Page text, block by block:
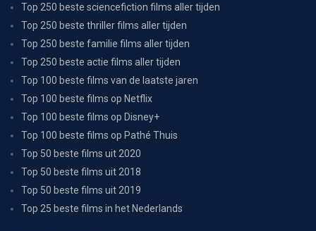
Top 250 beste sciencefiction films aller tijden
Top 250 beste thriller films aller tijden
Top 250 beste familie films aller tijden
Top 250 beste actie films aller tijden
Top 100 beste films van de laatste jaren
Top 100 beste films op Netflix
Top 100 beste films op Disney+
Top 100 beste films op Pathé Thuis
Top 50 beste films uit 2020
Top 50 beste films uit 2018
Top 50 beste films uit 2019
Top 25 beste films in het Nederlands